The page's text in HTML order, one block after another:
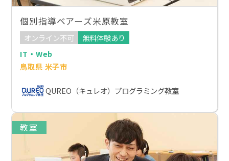
個別指導ベアーズ米原教室
オンライン不可
無料体験あり
IT・Web
鳥取県 米子市
QUREO（キュレオ）プログラミング教室
教室